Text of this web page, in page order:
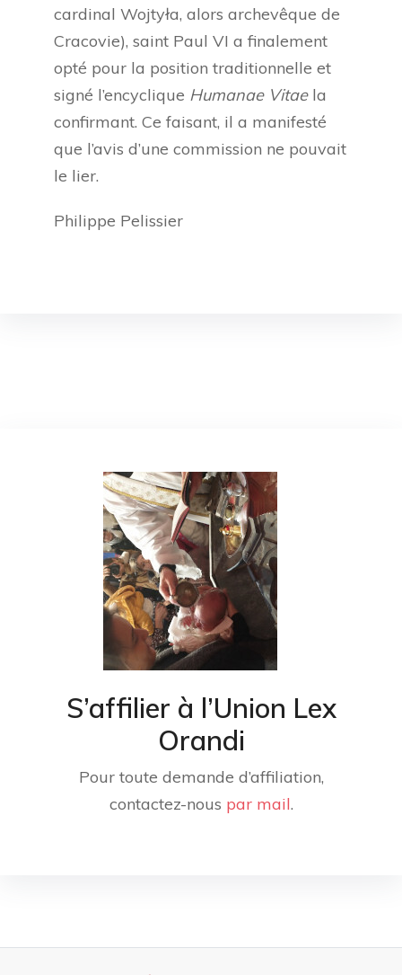
cardinal Wojtyła, alors archevêque de
Cracovie), saint Paul VI a finalement
opté pour la position traditionnelle et
signé l’encyclique Humanae Vitaela
confirmant. Ce faisant, il a manifesté
que l’avis d’une commission ne pouvait
le lier.
Philippe Pelissier
S’affilier à l’Union Lex
Orandi
Pour toute demande d’affiliation,
contactez-nous par mail.